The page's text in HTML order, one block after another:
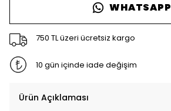
WHATSAPP
750 TL üzeri ücretsiz kargo
10 gün içinde iade değişim
Ürün Açıklaması